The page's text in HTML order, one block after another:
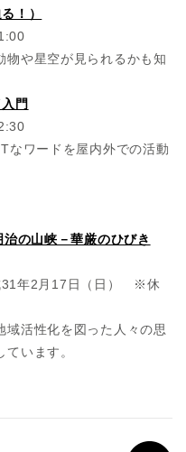
！）
物や星空が見られるかも知
門
なワードを屋内外での活動
の山峡－華厳のひびき
31年2月17日（日） ※休
域活性化を図った人々の思
います。